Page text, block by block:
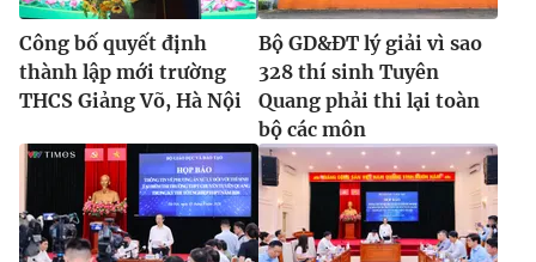
Công bố quyết định
thành lập mới trường
THCS Giảng Võ, Hà Nội
Bộ GD&ĐT lý giải vì sao
328 thí sinh Tuyên
Quang phải thi lại toàn
bộ các môn